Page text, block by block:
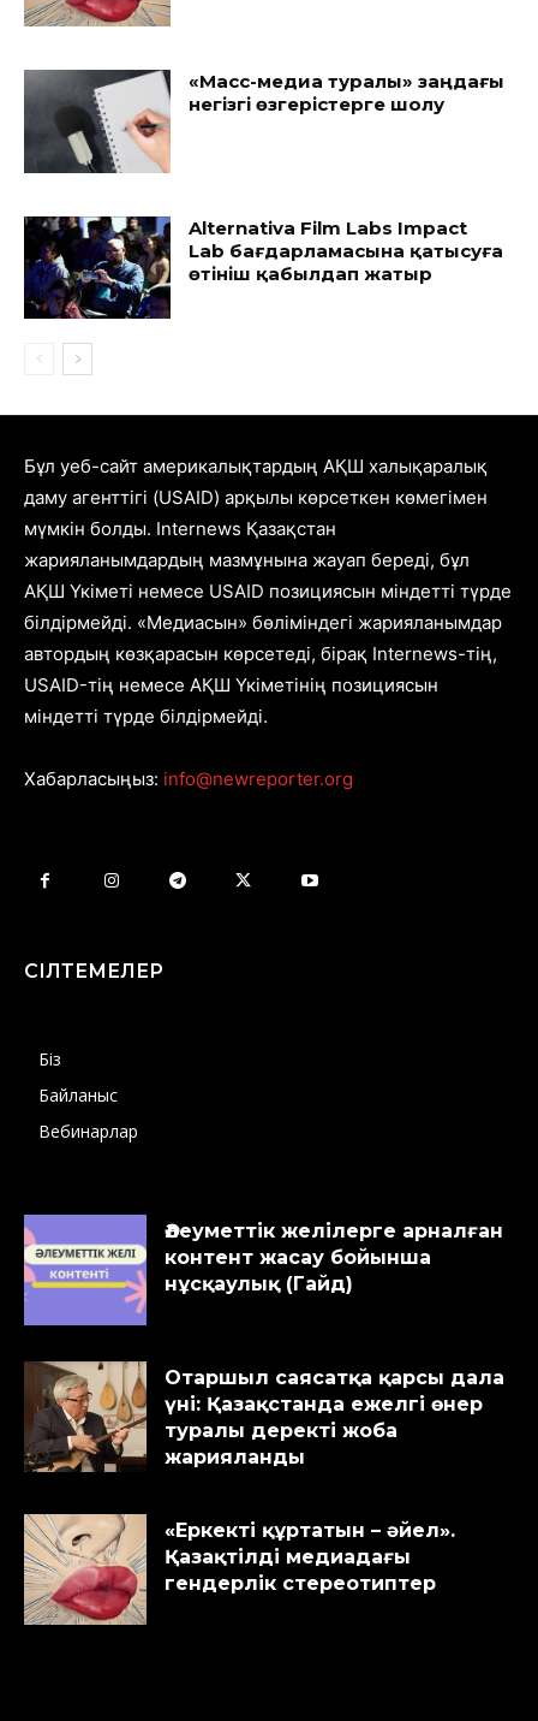
«Масс-медиа туралы» заңдағы
негізгі өзгерістерге шолу
Alternativa Film Labs Impact
Lab бағдарламасына қатысуға
өтініш қабылдап жатыр
Бұл уеб-сайт америкалықтардың АҚШ халықаралық
даму агенттігі (USAID) арқылы көрсеткен көмегімен
мүмкін болды. Internews Қазақстан
жарияланымдардың мазмұнына жауап береді, бұл
АҚШ Үкіметі немесе USAID позициясын міндетті түрде
білдірмейді. «Медиасын» бөліміндегі жарияланымдар
автордың көзқарасын көрсетеді, бірақ Internews-тің,
USAID-тің немесе АҚШ Үкіметінің позициясын
міндетті түрде білдірмейді.
Хабарласыңыз: info@newreporter.org
СІЛТЕМЕЛЕР
Біз
Байланыс
Вебинарлар
Әлеуметтік желілерге арналған
контент жасау бойынша
нұсқаулық (Гайд)
Отаршыл саясатқа қарсы дала
үні: Қазақстанда ежелгі өнер
туралы деректі жоба
жарияланды
«Еркекті құртатын – әйел».
Қазақтілді медиадағы
гендерлік стереотиптер